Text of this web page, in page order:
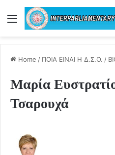
Menu
Home / ΠΟΙΑ ΕΙΝΑΙ Η Δ.Σ.Ο. /
Μαρία
Τσαρουχά